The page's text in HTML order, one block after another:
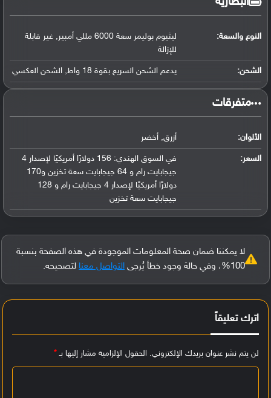
النوع والسعة:
ليثيوم بوليمر سعة 6000 مللي أمبير, غير قابلة
للإزالة
الشحن: يدعم الشحن السريع بقوة 18 واط, الشحن العكسي
‏متفرقات‏
الألوان: أزرق, أخضر
السعر:
في السوق الهندي: 156 دولارًا أمريكيًا لإصدار 4
جيجابايت رام و 64 جيجابايت سعة تخزين و170
دولارًا أمريكيًا لإصدار 4 جيجابايت رام و 128
جيجابايت سعة تخزين
لا يمكننا ضمان صحة المعلومات الموجودة في هذه الصفحة بنسبة
100%، وفي حالة وجود خطأ يُرجى
التواصل معنا لتصحيحه.
اترك تعليقاً
لن يتم نشر عنوان بريدك الإلكتروني. الحقول الإلزامية مشار إليها بـ*